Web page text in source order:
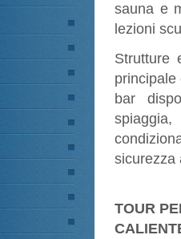
sauna e
lezioni
Strutture
bar
sicurezza
TOUR